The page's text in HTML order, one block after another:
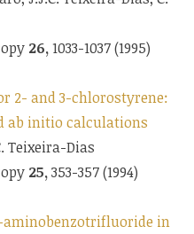
26,1033-1037 (1995)
2- and 3-chlorostyrene:
ab initio calculations
Teixeira-Dias
25,353-357 (1994)
in